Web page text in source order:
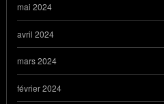
mai 2024
avril 2024
mars 2024
février 2024